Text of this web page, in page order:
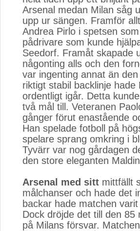
Arsenal medan Milan såg
upp ur sängen. Framför
Andrea Pirlo i spetsen
pådrivare som kunde
Seedorf. Framåt skapade
någonting alls och den
var ingenting annat än
riktigt stabil backlinje
ordentligt igår. Detta
två mål till. Veteranen
gånger förut enastående
Han spelade fotboll på
spelare sprang omkring i
Tyvärr var nog gårdagen
den store eleganten
Arsenal med sitt mittfällt
målchanser och hade det
backar hade matchen
Dock dröjde det till den 85
på Milans försvar.